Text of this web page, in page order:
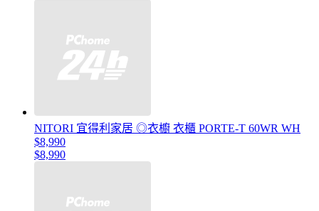
NITORI 宜得利家居 ◎衣櫥 衣櫃 PORTE-T 60WR WH
$8,990
$8,990